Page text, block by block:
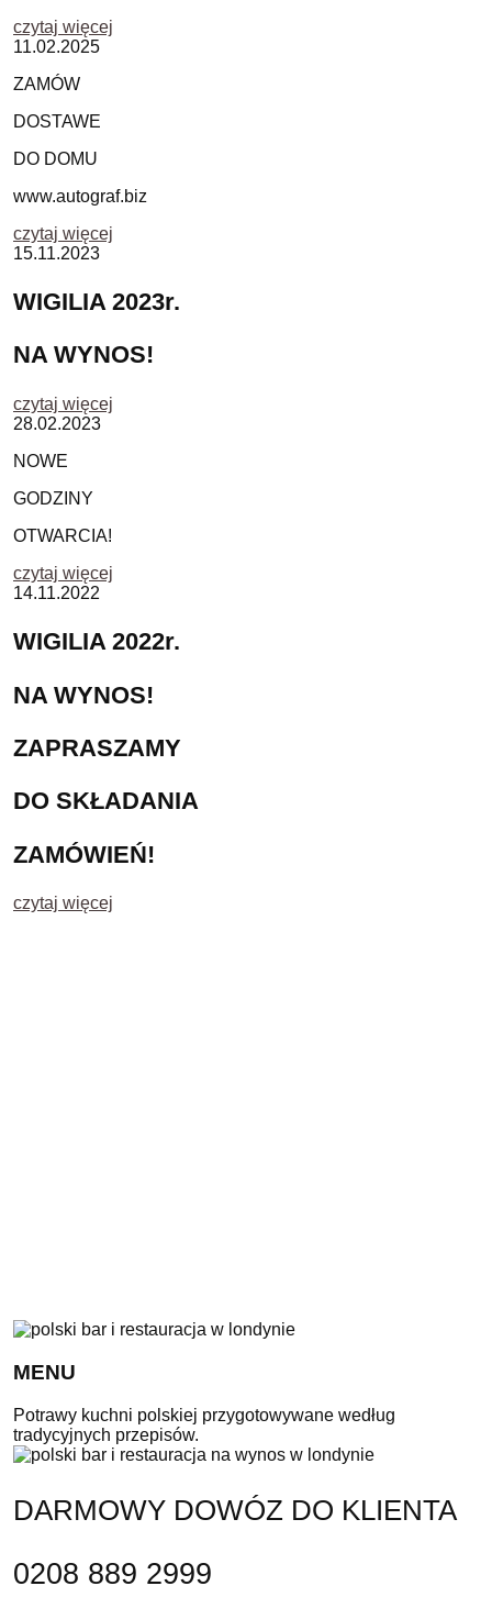
czytaj więcej
11.02.2025
ZAMÓW
DOSTAWE
DO DOMU
www.autograf.biz
czytaj więcej
15.11.2023
WIGILIA 2023r.
NA WYNOS!
czytaj więcej
28.02.2023
NOWE
GODZINY
OTWARCIA!
czytaj więcej
14.11.2022
WIGILIA 2022r.
NA WYNOS!
ZAPRASZAMY
DO SKŁADANIA
ZAMÓWIEŃ!
czytaj więcej
MENU
Potrawy kuchni polskiej przygotowywane według
tradycyjnych przepisów.
DARMOWY DOWÓZ DO KLIENTA
0208 889 2999